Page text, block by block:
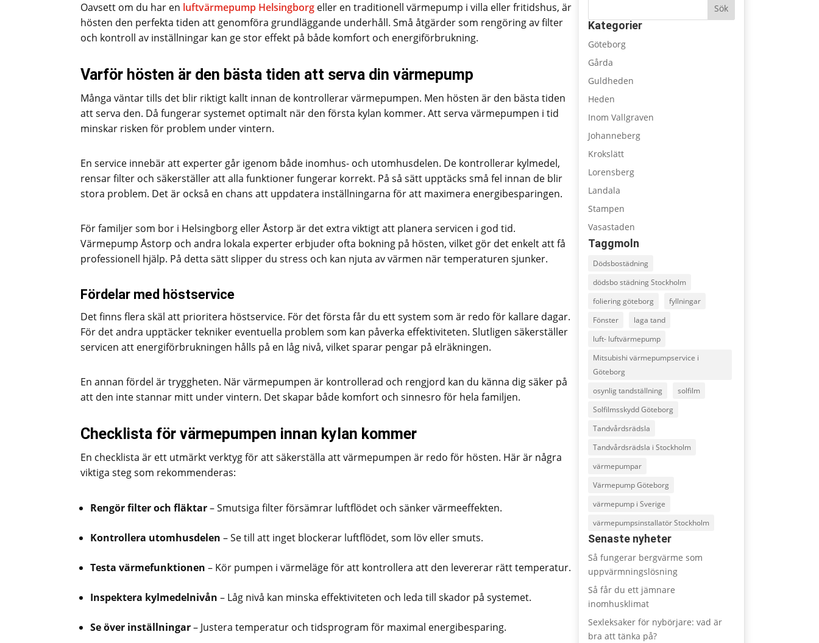
Oavsett om du har en luftvärmepump Helsingborg eller en traditionell värmepump i villa eller fritidshus, är
hösten den perfekta tiden att genomföra grundläggande underhåll. Små åtgärder som rengöring av filter
och kontroll av inställningar kan ge stor effekt på både komfort och energiförbrukning.
Varför hösten är den bästa tiden att serva din värmepump
Många väntar tills det blir riktigt kallt innan de kontrollerar värmepumpen. Men hösten är den bästa tiden
att serva den. Då fungerar systemet optimalt när den första kylan kommer. Att serva värmepumpen i tid
minskar risken för problem under vintern.
En service innebär att experter går igenom både inomhus- och utomhusdelen. De kontrollerar kylmedel,
rensar filter och säkerställer att alla funktioner fungerar korrekt. På så sätt upptäcks små fel innan de blir
stora problem. Det är också en chans att uppdatera inställningarna för att maximera energibesparingen.
För familjer som bor i Helsingborg eller Åstorp är det extra viktigt att planera servicen i god tid.
Värmepump Åstorp och andra lokala experter erbjuder ofta bokning på hösten, vilket gör det enkelt att få
professionell hjälp. På detta sätt slipper du stress och kan njuta av värmen när temperaturen sjunker.
Fördelar med höstservice
Det finns flera skäl att prioritera höstservice. För det första får du ett system som är redo för kallare dagar.
För det andra upptäcker tekniker eventuella problem som kan påverka effektiviteten. Slutligen säkerställer
servicen att energiförbrukningen hålls på en låg nivå, vilket sparar pengar på elräkningen.
En annan fördel är tryggheten. När värmepumpen är kontrollerad och rengjord kan du känna dig säker på
att den inte stannar mitt under vintern. Det skapar både komfort och sinnesro för hela familjen.
Checklista för värmepumpen innan kylan kommer
En checklista är ett utmärkt verktyg för att säkerställa att värmepumpen är redo för hösten. Här är några
viktiga steg som rekommenderas:
Rengör filter och fläktar– Smutsiga filter försämrar luftflödet och sänker värmeeffekten.
Kontrollera utomhusdelen – Se till att inget blockerar luftflödet, som löv eller smuts.
Testa värmefunktionen – Kör pumpen i värmeläge för att kontrollera att den levererar rätt temperatur.
Inspektera kylmedelnivån – Låg nivå kan minska effektiviteten och leda till skador på systemet.
Se över inställningar– Justera temperatur och tidsprogram för maximal energibesparing.
Sök
Kategorier
Göteborg
Gårda
Guldheden
Heden
Inom Vallgraven
Johanneberg
Krokslätt
Lorensberg
Landala
Stampen
Vasastaden
Taggmoln
Dödsbostädning
dödsbo städning Stockholm
foliering göteborg
fyllningar
Fönster
laga tand
luft- luftvärmepump
Mitsubishi värmepumpservice i
Göteborg
osynlig tandställning
solfilm
Solfilmsskydd Göteborg
Tandvårdsrädsla
Tandvårdsrädsla i Stockholm
värmepumpar
Värmepump Göteborg
värmepump i Sverige
värmepumpsinstallatör Stockholm
Senaste nyheter
Så fungerar bergvärme som
uppvärmningslösning
Så får du ett jämnare
inomhusklimat
Sexleksaker för nybörjare: vad är
bra att tänka på?